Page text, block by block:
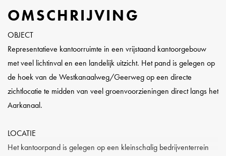
OMSCHRIJVING
OBJECT
Representatieve kantoorruimte in een vrijstaand kantoorgebouw
met veel lichtinval en een landelijk uitzicht. Het pand is gelegen op
de hoek van de Westkanaalweg/Geerweg op een directe
zichtlocatie te midden van veel groenvoorzieningen direct langs het
Aarkanaal.
LOCATIE
Het kantoorpand is gelegen op een kleinschalig bedrijventerrein